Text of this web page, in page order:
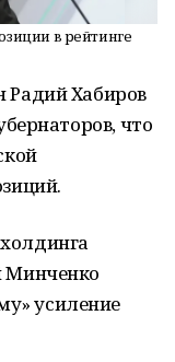
в рейтинге
Радий Хабиров
что
Минченко
усиление